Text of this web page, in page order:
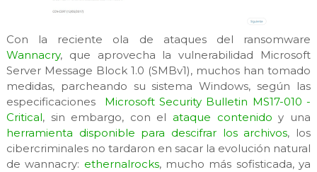
Con la reciente ola de ataques del ransomware
Wannacry, que aprovecha la vulnerabilidad Microsoft
Server Message Block 1.0 (SMBv1), muchos han tomado
medidas, parcheando su sistema Windows, según las
especificaciones Microsoft Security Bulletin MS17-010 -
Critical, sin embargo, con elataque contenido y una
herramienta disponible para descifrar los archivos, los
cibercriminales no tardaron en sacar la evolución natural
de wannacry: ethernalrocks, mucho más sofisticada, ya